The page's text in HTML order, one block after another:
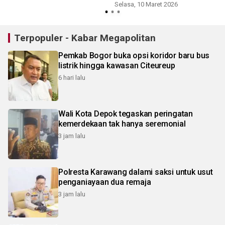
Selasa, 10 Maret 2026
Terpopuler - Kabar Megapolitan
Pemkab Bogor buka opsi koridor baru bus
listrik hingga kawasan Citeureup
6 hari lalu
Wali Kota Depok tegaskan peringatan
kemerdekaan tak hanya seremonial
3 jam lalu
Polresta Karawang dalami saksi untuk usut
penganiayaan dua remaja
3 jam lalu